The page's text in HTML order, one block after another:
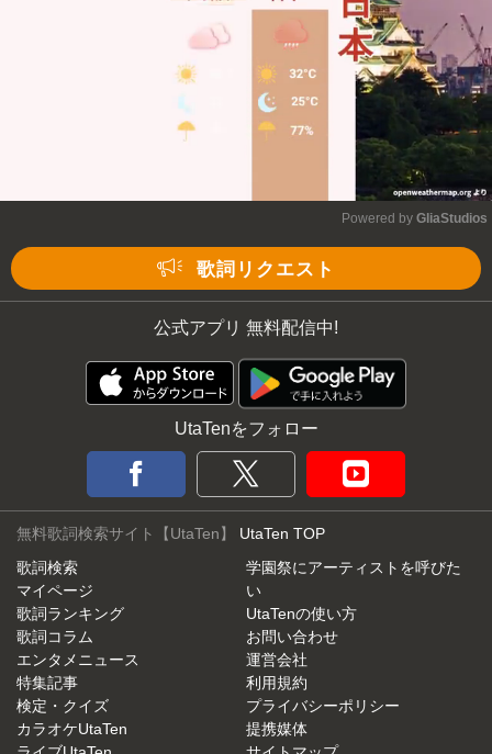
Powered by GliaStudios
歌詞リクエスト
公式アプリ 無料配信中!
UtaTenをフォロー
無料歌詞検索サイト【UtaTen】 UtaTen TOP
歌詞検索
マイページ
歌詞ランキング
歌詞コラム
エンタメニュース
特集記事
検定・クイズ
カラオケUtaTen
学園祭にアーティストを呼びた
い
UtaTenの使い方
お問い合わせ
運営会社
利用規約
プライバシーポリシー
提携媒体